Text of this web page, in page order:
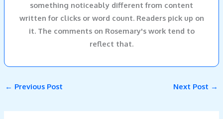
something noticeably different from content
written for clicks or word count. Readers pick up on
it. The comments on Rosemary's work tend to
reflect that.
← Previous Post Next Post →